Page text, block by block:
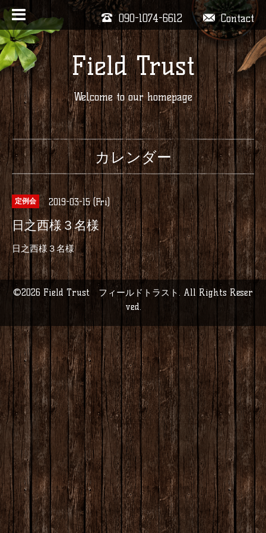
Contact
090-1074-6612
Field Trust
Welcome to our homepage
カレンダー
定例会 2019-03-15 (Fri)
日之西様３名様
日之西様３名様
©2026 Field Trust フィールドトラスト . All Rights Reser
ved.